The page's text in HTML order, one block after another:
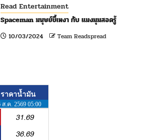
Read Entertainment
Spaceman มนุษย์ขี้เหงา กับ แมงมุมสอดรู้
10/03/2024 Team Readspread